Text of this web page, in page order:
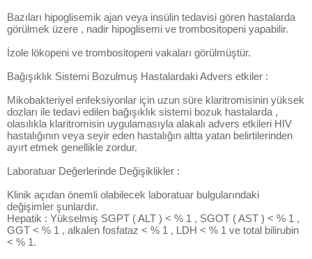
Bazıları hipoglisemik ajan veya insülin tedavisi gören hastalarda
görülmek üzere , nadir hipoglisemi ve trombositopeni yapabilir.
İzole lökopeni ve trombositopeni vakaları görülmüştür.
Bağışıklık Sistemi Bozulmuş Hastalardaki Advers etkiler :
Mikobakteriyel enfeksiyonlar için uzun süre klaritromisinin yüksek
dozları ile tedavi edilen bağışıklık sistemi bozuk hastalarda ,
olasılıkla klaritromisin uygulamasıyla alakalı advers etkileri HIV
hastalığının veya seyir eden hastalığın altta yatan belirtilerinden
ayırt etmek genellikle zordur.
Laboratuar Değerlerinde Değişiklikler :
Klinik açıdan önemli olabilecek laboratuar bulgularındaki
değişimler şunlardır.
Hepatik : Yükselmiş SGPT ( ALT ) < % 1 , SGOT ( AST ) < % 1 ,
GGT < % 1 , alkalen fosfataz < % 1 , LDH < % 1 ve total bilirubin
< % 1.